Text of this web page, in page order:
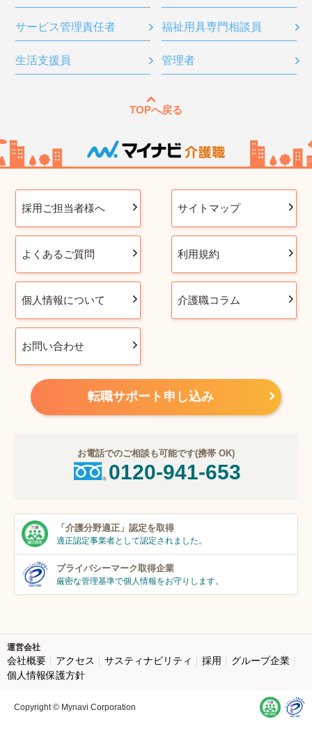
サービス管理責任者 福祉用具専門相談員
生活支援員 管理者
TOPへ戻る
採用ご担当者様へ サイトマップ
よくあるご質問 利用規約
個人情報について 介護職コラム
お問い合わせ
転職サポート申し込み
お電話でのご相談も可能です(携帯 OK)
0120-941-653
「介護分野適正」 認定を取得
適正認定事業者として認定されました。
プライバシーマーク取得企業
厳密な管理基準で個人情報をお守りします。
運営会社
会社概要 アクセス サスティナビリティ 採用
グループ企業
個人情報保護方針
Copyright © Mynavi Corporation